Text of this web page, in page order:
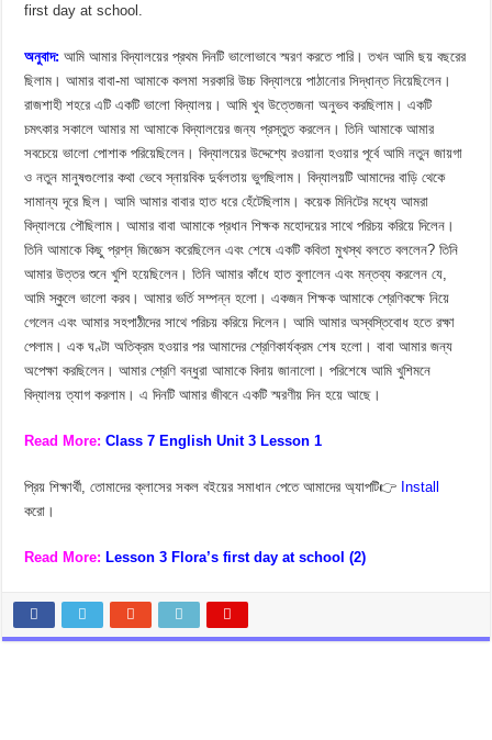
first day at school.
অনুবাদ: আমি আমার বিদ্যালয়ের প্রথম দিনটি ভালোভাবে স্মরণ করতে পারি। তখন আমি ছয় বছরের
ছিলাম। আমার বাবা-মা আমাকে কলমা সরকারি উচ্চ বিদ্যালয়ে পাঠানোর সিদ্ধান্ত নিয়েছিলেন।
রাজশাহী শহরে এটি একটি ভালো বিদ্যালয়। আমি খুব উত্তেজনা অনুভব করছিলাম। একটি
চমৎকার সকালে আমার মা আমাকে বিদ্যালয়ের জন্য প্রস্তুত করলেন। তিনি আমাকে আমার
সবচেয়ে ভালো পোশাক পরিয়েছিলেন। বিদ্যালয়ের উদ্দেশ্যে রওয়ানা হওয়ার পূর্বে আমি নতুন জায়গা
ও নতুন মানুষগুলোর কথা ভেবে স্নায়বিক দুর্বলতায় ভুগছিলাম। বিদ্যালয়টি আমাদের বাড়ি থেকে
সামান্য দূরে ছিল। আমি আমার বাবার হাত ধরে হেঁটেছিলাম। কয়েক মিনিটের মধ্যে আমরা
বিদ্যালয়ে পৌছিলাম। আমার বাবা আমাকে প্রধান শিক্ষক মহোদয়ের সাথে পরিচয় করিয়ে দিলেন।
তিনি আমাকে কিছু প্রশ্ন জিজ্ঞেস করেছিলেন এবং শেষে একটি কবিতা মুখস্থ বলতে বললেন? তিনি
আমার উত্তর শুনে খুশি হয়েছিলেন। তিনি আমার কাঁধে হাত বুলালেন এবং মন্তব্য করলেন যে,
আমি স্কুলে ভালো করব। আমার ভর্তি সম্পন্ন হলো। একজন শিক্ষক আমাকে শ্রেণিকক্ষে নিয়ে
গেলেন এবং আমার সহপাঠীদের সাথে পরিচয় করিয়ে দিলেন। আমি আমার অস্বস্তিবোধ হতে রক্ষা
পেলাম। এক ঘণ্টা অতিক্রম হওয়ার পর আমাদের শ্রেণিকার্যক্রম শেষ হলো। বাবা আমার জন্য
অপেক্ষা করছিলেন। আমার শ্রেণি বন্ধুরা আমাকে বিদায় জানালো। পরিশেষে আমি খুশিমনে
বিদ্যালয় ত্যাগ করলাম। এ দিনটি আমার জীবনে একটি স্মরণীয় দিন হয়ে আছে।
Read More:Class 7 English Unit 3 Lesson 1
প্রিয় শিক্ষার্থী, তোমাদের ক্লাসের সকল বইয়ের সমাধান পেতে আমাদের অ্যাপটি👉 Install
করো।
Read More:Lesson 3 Flora’s first day at school (2)